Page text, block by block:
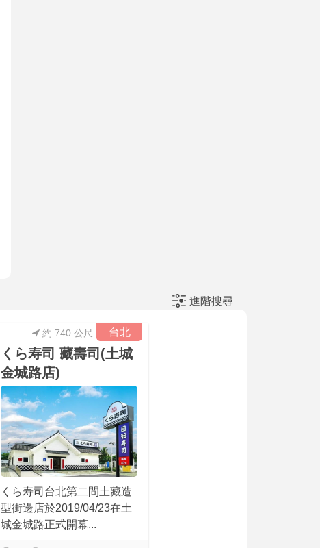
進階搜尋
台北
約 740 公尺
くら寿司 藏壽司(土城
金城路店)
くら寿司台北第二間土藏造
型街邊店於2019/04/23在土
城金城路正式開幕...